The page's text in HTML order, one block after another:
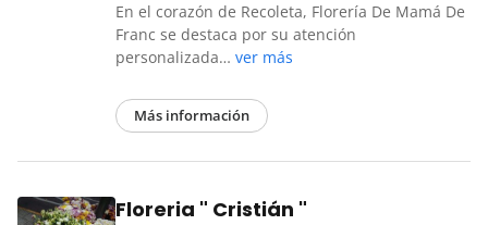
En el corazón de Recoleta, Florería De Mamá De
Franc se destaca por su atención
personalizada… ver más
Más información
Floreria " Cristián "